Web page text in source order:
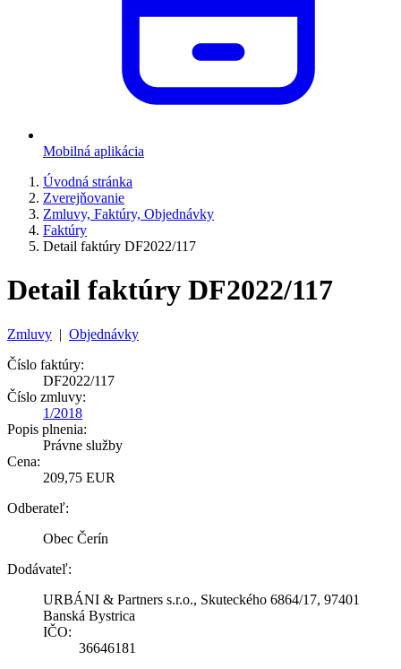
Mobilná aplikácia
Úvodná stránka
Zverejňovanie
Zmluvy, Faktúry, Objednávky
Faktúry
Detail faktúry DF2022/117
Detail faktúry DF2022/117
Zmluvy | Objednávky
Číslo faktúry:
DF2022/117
Číslo zmluvy:
1/2018
Popis plnenia:
Právne služby
Cena:
209,75 EUR
Odberateľ:
Obec Čerín
Dodávateľ:
URBÁNI & Partners s.r.o., Skuteckého 6864/17, 97401
Banská Bystrica
IČO:
36646181